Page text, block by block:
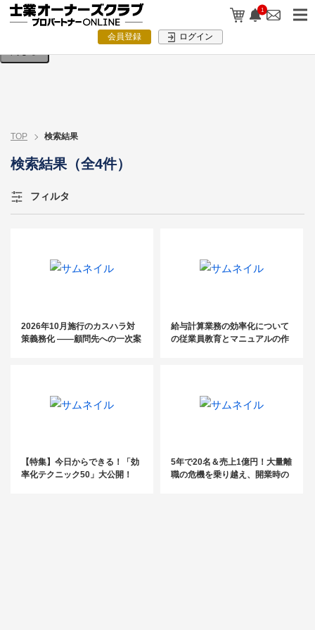
1
会員登録 ログイン
検索条件を入力してください。
TOP 検索結果
検索結果（全4件）
フィルタ
2026年10月施行のカスハラ対
策義務化 ――顧問先への一次案
給与計算業務の効率化について
の従業員教育とマニュアルの作
【特集】今日からできる！「効
率化テクニック50」大公開！
5年で20名＆売上1億円！大量離
職の危機を乗り越え、開業時の